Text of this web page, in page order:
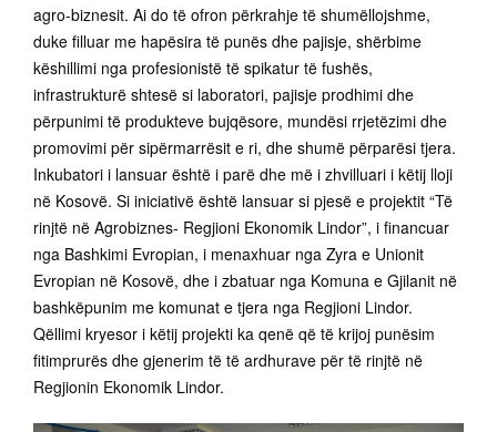
agro-biznesit. Ai do të ofron përkrahje të shumëllojshme,
duke filluar me hapësira të punës dhe pajisje, shërbime
këshillimi nga profesionistë të spikatur të fushës,
infrastrukturë shtesë si laboratori, pajisje prodhimi dhe
përpunimi të produkteve bujqësore, mundësi rrjetëzimi dhe
promovimi për sipërmarrësit e ri, dhe shumë përparësi tjera.
Inkubatori i lansuar është i parë dhe më i zhvilluari i këtij lloji
në Kosovë. Si iniciativë është lansuar si pjesë e projektit “Të
rinjtë në Agrobiznes- Regjioni Ekonomik Lindor”, i financuar
nga Bashkimi Evropian, i menaxhuar nga Zyra e Unionit
Evropian në Kosovë, dhe i zbatuar nga Komuna e Gjilanit në
bashkëpunim me komunat e tjera nga Regjioni Lindor.
Qëllimi kryesor i këtij projekti ka qenë që të krijoj punësim
fitimprurës dhe gjenerim të të ardhurave për të rinjtë në
Regjionin Ekonomik Lindor.